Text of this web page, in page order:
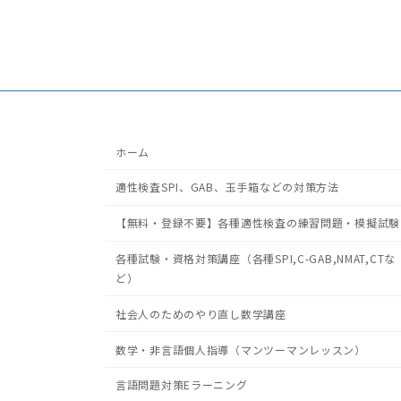
ホーム
適性検査SPI、GAB、玉手箱などの対策方法
【無料・登録不要】各種適性検査の練習問題・模擬試験
各種試験・資格対策講座（各種SPI,C-GAB,NMAT,CTな
ど）
社会人のためのやり直し数学講座
数学・非言語個人指導（マンツーマンレッスン）
言語問題対策Eラーニング